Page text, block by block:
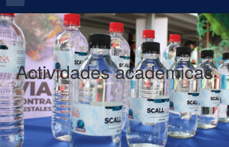
Actividades académicas